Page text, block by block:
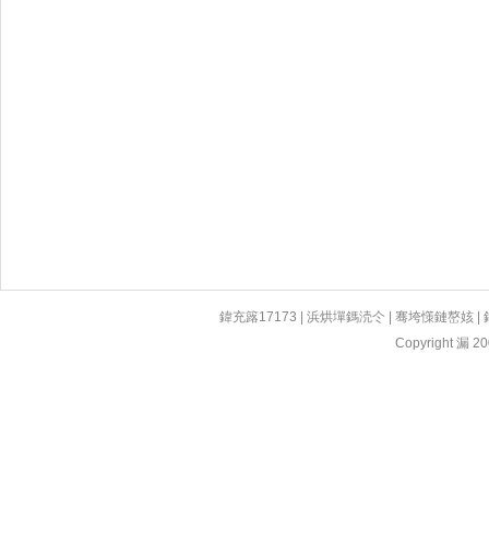
鍏充簬17173 |浜烘墠鎷涜仒 |骞垮憡鏈嶅姟 |
Copyright 漏